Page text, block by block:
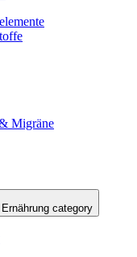
Migräne
category